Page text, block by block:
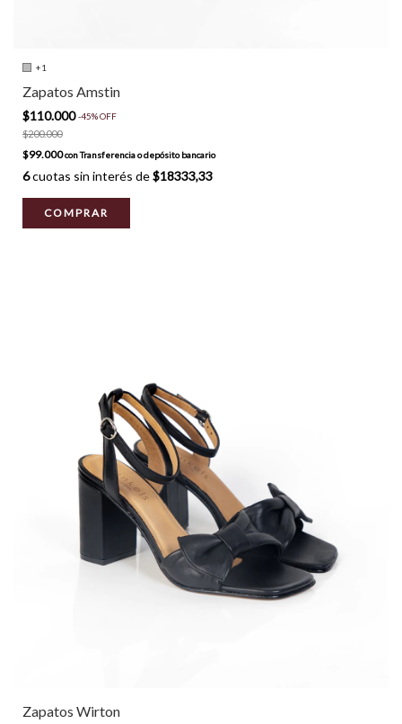
+1
Zapatos Amstin
$110.000-45%OFF
$200.000
$99.000conTransferencia o depósito bancario
6cuotas sin interés de$18333,33
COMPRAR
Zapatos Wirton